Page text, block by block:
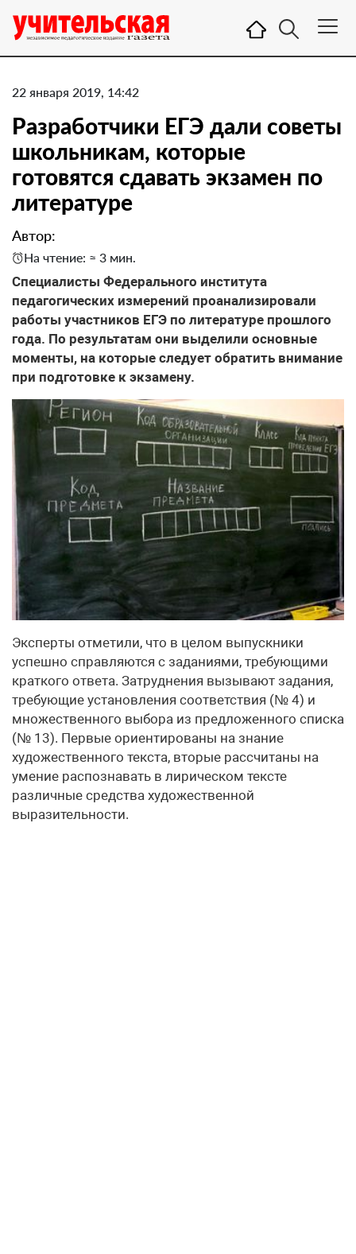
22 января 2019, 14:42
Разработчики ЕГЭ дали советы
школьникам, которые
готовятся сдавать экзамен по
литературе
Автор:
На чтение: ≈ 3 мин.
Специалисты Федерального института
педагогических измерений проанализировали
работы участников ЕГЭ по литературе прошлого
года. По результатам они выделили основные
моменты, на которые следует обратить внимание
при подготовке к экзамену.
Эксперты отметили, что в целом выпускники
успешно справляются с заданиями, требующими
краткого ответа. Затруднения вызывают задания,
требующие установления соответствия (№ 4) и
множественного выбора из предложенного списка
(№ 13). Первые ориентированы на знание
художественного текста, вторые рассчитаны на
умение распознавать в лирическом тексте
различные средства художественной
выразительности.